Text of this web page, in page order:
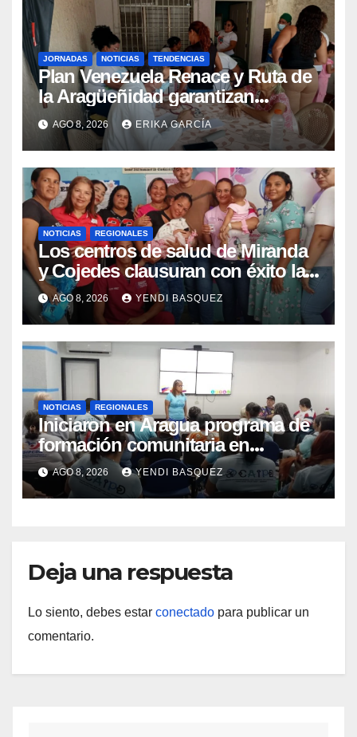
JORNADAS NOTICIAS TENDENCIAS
Plan Venezuela Renace y Ruta de
la Aragüeñidad garantizan
atención médica integral en
Aragua
AGO 8, 2026 ERIKA GARCÍA
NOTICIAS REGIONALES
Los centros de salud de Miranda
y Cojedes clausuran con éxito la
Semana Mundial de la Lactancia
Materna
AGO 8, 2026 YENDI BASQUEZ
NOTICIAS REGIONALES
Iniciaron en Aragua programa de
formación comunitaria en
atención a personas con
discapacidad
AGO 8, 2026 YENDI BASQUEZ
Deja una respuesta
Lo siento, debes estar conectado para publicar un
comentario.